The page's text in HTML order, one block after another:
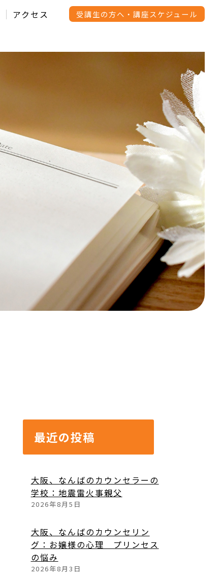
アクセス 受講生の方へ・講座スケジュール
最近の投稿
大阪、なんばのカウンセラーの
学校：地震雷火事親父
2026年8月5日
大阪、なんばのカウンセリン
グ：お嬢様の心理 プリンセス
の悩み
2026年8月3日